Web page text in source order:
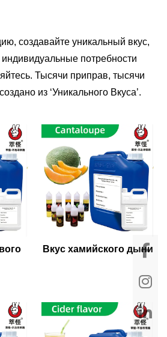
создавайте уникальный вкус,
индивидуальные потребности
Тысячи приправ, тысячи
из ‘Уникального Вкуса’.
Вкус хамийского дыни